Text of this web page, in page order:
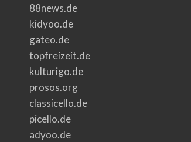
88news.de
kidyoo.de
gateo.de
topfreizeit.de
kulturigo.de
prosos.org
classicello.de
picello.de
adyoo.de